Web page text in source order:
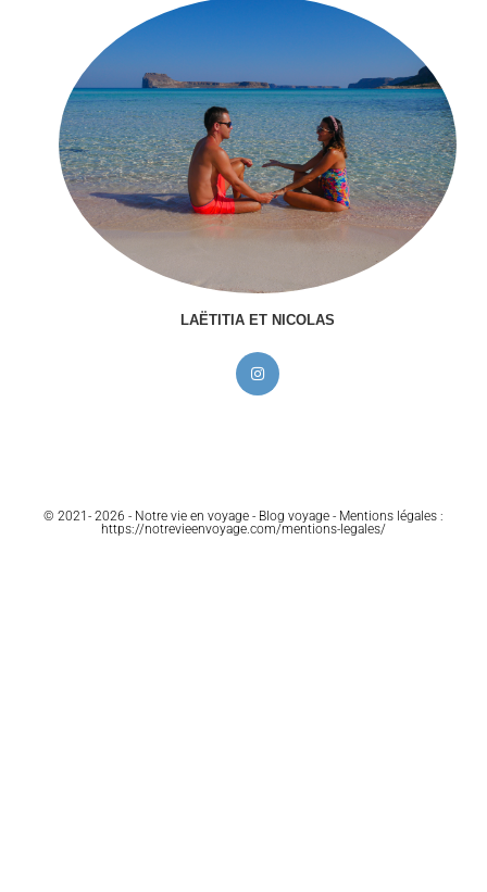
LAËTITIA ET NICOLAS
© 2021- 2026 - Notre vie en voyage - Blog voyage - Mentions légales :
https://notrevieenvoyage.com/mentions-legales/